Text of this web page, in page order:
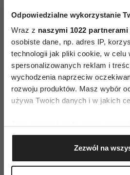
Odpowiedzialne wykorzystanie
Wraz z naszymi 1022 partnerami
osobiste dane, np. adres IP,
technologii jak pliki cookie, w celu
spersonalizowanych reklam i
wychodzenia naprzeciw
rozwoju produktów. Masz wybór
używa Twoich danych i w jakich
Gromadzić dane
geograficznej z dokładnością
Identyfikować Twoje
Zezwól na
WYDANIE